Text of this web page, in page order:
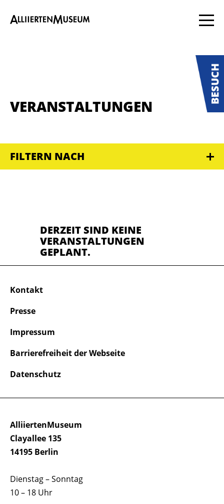
VERANSTALTUNGEN
FILTERN NACH
DERZEIT SIND KEINE
VERANSTALTUNGEN
GEPLANT.
AlliiertenMuseum
Clayallee 135
14195 Berlin
Dienstag – Sonntag
10 – 18 Uhr
Kontakt
Presse
Impressum
Barrierefreiheit der Webseite
Datenschutz